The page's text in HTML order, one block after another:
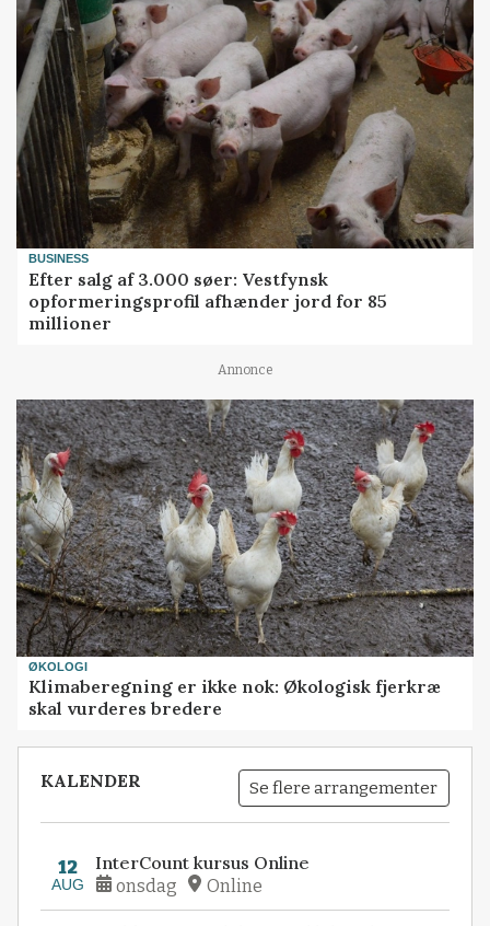
BUSINESS
Efter salg af 3.000 søer: Vestfynsk
opformeringsprofil afhænder jord for 85
millioner
Annonce
ØKOLOGI
Klimaberegning er ikke nok: Økologisk fjerkræ
skal vurderes bredere
KALENDER Se flere arrangementer
12
AUG
InterCount kursus Online
onsdag Online